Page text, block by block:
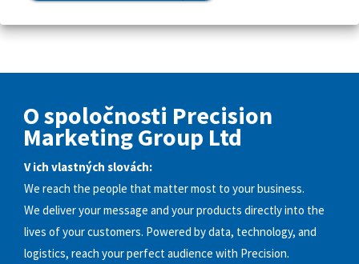
O spoločnosti Precision
Marketing Group Ltd
V ich vlastných slovách:
We reach the people that matter most to your business.
We deliver your message and your products directly into the
lives of your customers. Powered by data, technology, and
logistics, reach your perfect audience with Precision.